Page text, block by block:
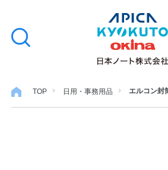
文
キ
ッ
検
る
TOP 日用・事務用品 エルコン封